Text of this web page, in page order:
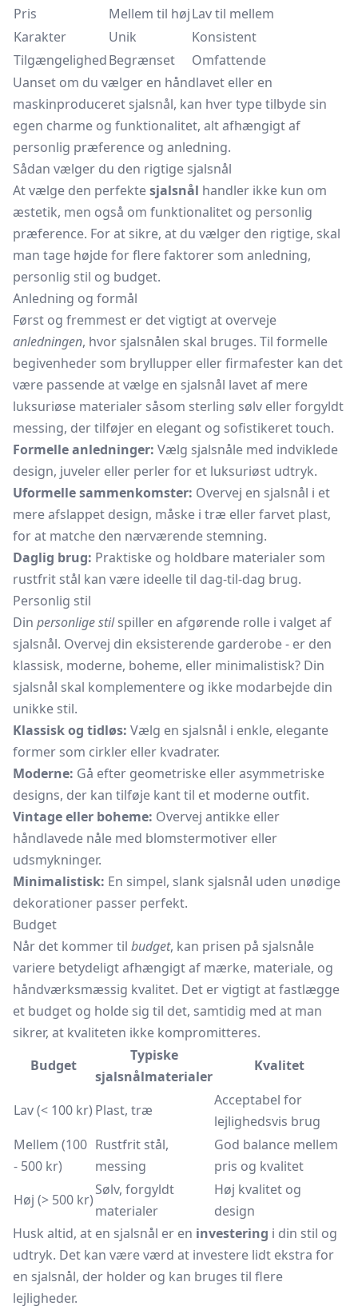
Pris
Mellem til højLav til mellem
Karakter
Unik
Konsistent
TilgængelighedBegrænset
Omfattende
Uanset om du vælger en håndlavet eller en
maskinproduceret sjalsnål, kan hver type tilbyde sin
egen charme og funktionalitet, alt afhængigt af
personlig præference og anledning.
Sådan vælger du den rigtige sjalsnål
At vælge den perfektesjalsnål handler ikke kun om
æstetik, men også om funktionalitet og personlig
præference. For at sikre, at du vælger den rigtige, skal
man tage højde for flere faktorer som anledning,
personlig stil og budget.
Anledning og formål
Først og fremmest er det vigtigt at overveje
anledningen, hvor sjalsnålen skal bruges. Til formelle
begivenheder som bryllupper eller firmafester kan det
være passende at vælge en sjalsnål lavet af mere
luksuriøse materialer såsom sterling sølv eller forgyldt
messing, der tilføjer en elegant og sofistikeret touch.
Formelle anledninger: Vælg sjalsnåle med indviklede
design, juveler eller perler for et luksuriøst udtryk.
Uformelle sammenkomster: Overvej en sjalsnål i et
mere afslappet design, måske i træ eller farvet plast,
for at matche den nærværende stemning.
Daglig brug: Praktiske og holdbare materialer som
rustfrit stål kan være ideelle til dag-til-dag brug.
Personlig stil
Din personlige stilspiller en afgørende rolle i valget af
sjalsnål. Overvej din eksisterende garderobe - er den
klassisk, moderne, boheme, eller minimalistisk? Din
sjalsnål skal komplementere og ikke modarbejde din
unikke stil.
Klassisk og tidløs: Vælg en sjalsnål i enkle, elegante
former som cirkler eller kvadrater.
Moderne: Gå efter geometriske eller asymmetriske
designs, der kan tilføje kant til et moderne outfit.
Vintage eller boheme: Overvej antikke eller
håndlavede nåle med blomstermotiver eller
udsmykninger.
Minimalistisk: En simpel, slank sjalsnål uden unødige
dekorationer passer perfekt.
Budget
Når det kommer til budget, kan prisen på sjalsnåle
variere betydeligt afhængigt af mærke, materiale, og
håndværksmæssig kvalitet. Det er vigtigt at fastlægge
et budget og holde sig til det, samtidig med at man
sikrer, at kvaliteten ikke kompromitteres.
Budget
Typiske
sjalsnålmaterialer
Kvalitet
Lav (< 100 kr) Plast, træ
Acceptabel for
lejlighedsvis brug
Mellem (100
- 500 kr)
Rustfrit stål,
messing
God balance mellem
pris og kvalitet
Høj (> 500 kr)
Sølv, forgyldt
materialer
Høj kvalitet og
design
Husk altid, at en sjalsnål er en investering i din stil og
udtryk. Det kan være værd at investere lidt ekstra for
en sjalsnål, der holder og kan bruges til flere
lejligheder.